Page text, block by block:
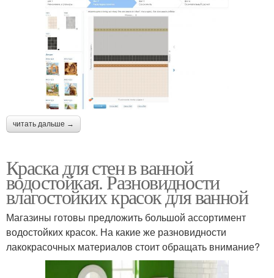
читать дальше →
Краска для стен в ванной
водостойкая. Разновидности
влагостойких красок для ванной
Магазины готовы предложить большой ассортимент
водостойких красок. На какие же разновидности
лакокрасочных материалов стоит обращать внимание?